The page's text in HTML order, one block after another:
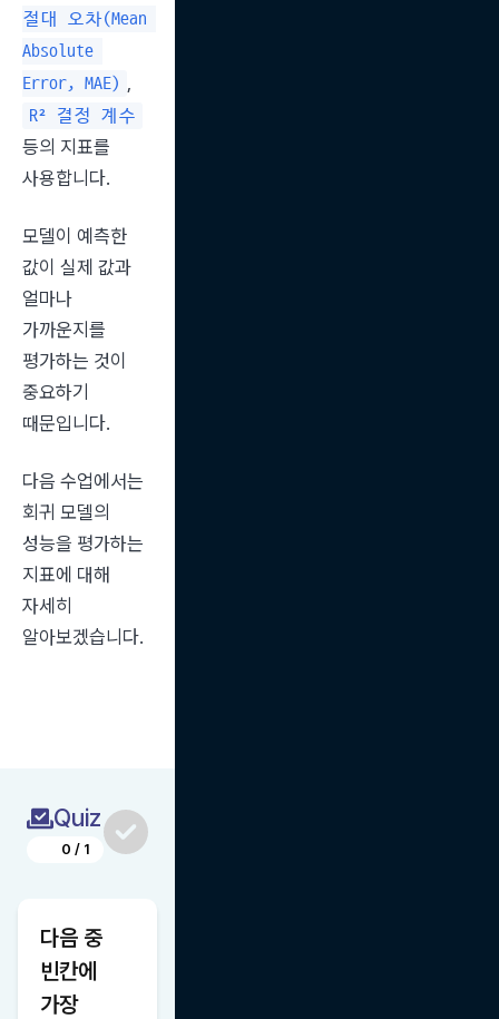
절대 오차(Mean
Absolute
Error, MAE)
R² 결정 계수
등의 지표를
사용합니다.
모델이 예측한
값이 실제 값과
얼마나
가까운지를
평가하는 것이
중요하기
때문입니다.
다음 수업에서는
회귀 모델의
성능을 평가하는
지표에 대해
자세히
알아보겠습니다.
Quiz
0 / 1
다음 중
빈칸에
가장